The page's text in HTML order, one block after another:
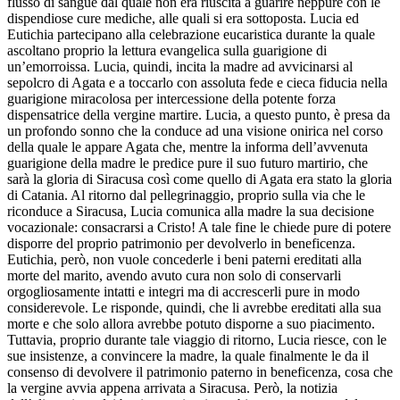
dispendiose cure mediche, alle quali si era sottoposta. Lucia ed
Eutichia partecipano alla celebrazione eucaristica durante la quale
ascoltano proprio la lettura evangelica sulla guarigione di
un’emorroissa. Lucia, quindi, incita la madre ad avvicinarsi al
sepolcro di Agata e a toccarlo con assoluta fede e cieca fiducia nella
guarigione miracolosa per intercessione della potente forza
dispensatrice della vergine martire. Lucia, a questo punto, è presa da
un profondo sonno che la conduce ad una visione onirica nel corso
della quale le appare Agata che, mentre la informa dell’avvenuta
guarigione della madre le predice pure il suo futuro martirio, che
sarà la gloria di Siracusa così come quello di Agata era stato la gloria
di Catania. Al ritorno dal pellegrinaggio, proprio sulla via che le
riconduce a Siracusa, Lucia comunica alla madre la sua decisione
vocazionale: consacrarsi a Cristo! A tale fine le chiede pure di potere
disporre del proprio patrimonio per devolverlo in beneficenza.
Eutichia, però, non vuole concederle i beni paterni ereditati alla
morte del marito, avendo avuto cura non solo di conservarli
orgogliosamente intatti e integri ma di accrescerli pure in modo
considerevole. Le risponde, quindi, che li avrebbe ereditati alla sua
morte e che solo allora avrebbe potuto disporne a suo piacimento.
Tuttavia, proprio durante tale viaggio di ritorno, Lucia riesce, con le
sue insistenze, a convincere la madre, la quale finalmente le da il
consenso di devolvere il patrimonio paterno in beneficenza, cosa che
la vergine avvia appena arrivata a Siracusa. Però, la notizia